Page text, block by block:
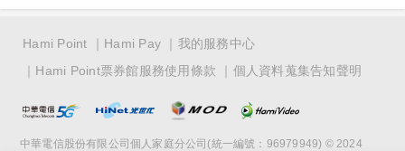
Hami Point Hami Pay
我的服務中心
Hami Point票券館服務使用條款
個人資料蒐集告知聲明
中華電信股份有限公司個人家庭分公司(統一編號：96979949) © 2024